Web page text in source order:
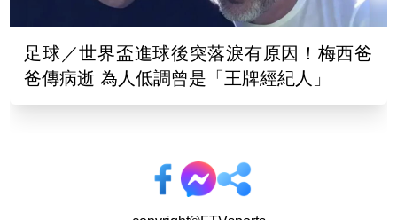
足球／世界盃進球後突落淚有原因！梅西爸
爸傳病逝 為人低調曾是「王牌經紀人」